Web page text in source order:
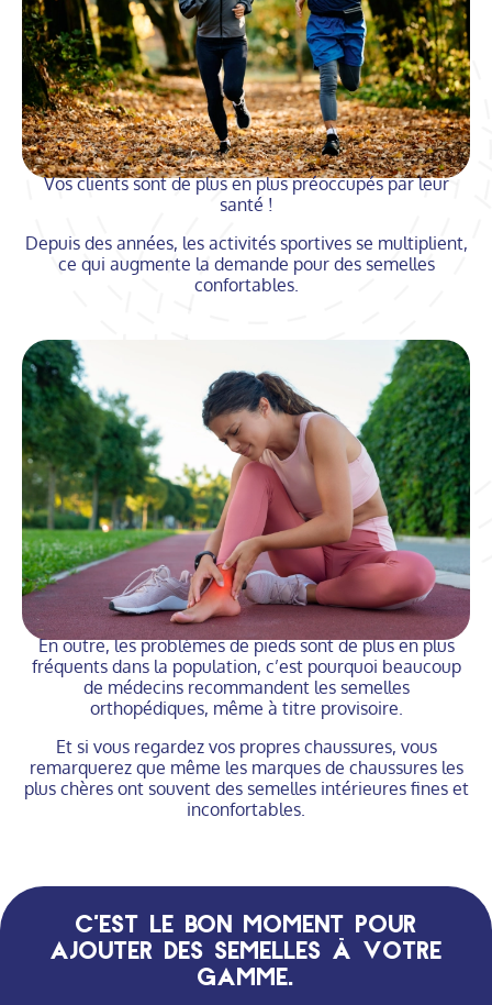
Vos clients sont de plus en plus préoccupés par leur
santé !
Depuis des années, les activités sportives se multiplient,
ce qui augmente la demande pour des semelles
confortables.
En outre, les problèmes de pieds sont de plus en plus
fréquents dans la population, c’est pourquoi beaucoup
de médecins recommandent les semelles
orthopédiques, même à titre provisoire.
Et si vous regardez vos propres chaussures, vous
remarquerez que même les marques de chaussures les
plus chères ont souvent des semelles intérieures fines et
inconfortables.
C'est le bon moment pour
ajouter des semelles à votre
gamme.